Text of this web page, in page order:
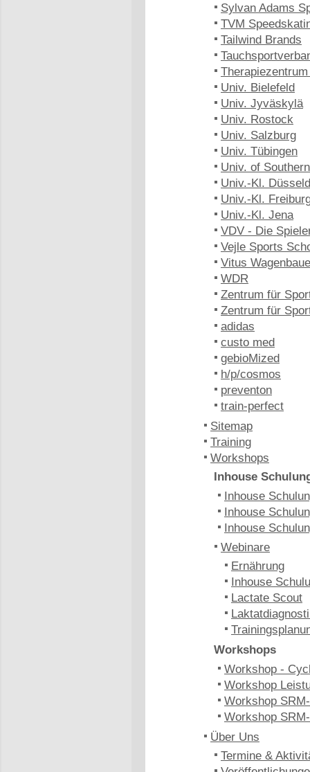
Sylvan Adams
TVM
Tailwind Brands
Univ. Bielefeld
Univ. Jyväskylä
Univ. Rostock
Univ. Salzburg
Univ. Tübingen
Univ. of
Univ.-Kl.
Univ.-Kl.
Univ.-Kl. Jena
VDV - Die
Vejle Sports
Vitus
WDR
Zentrum für
Zentrum für
adidas
custo med
gebioMized
h/p/cosmos
preventon
train-perfect
Sitemap
Training
Workshops
Inhouse
Inhouse
Inhouse
Inhouse
Webinare
Ernährung
Inhouse
Lactate Scout
Workshops
Workshop -
Workshop
Workshop
Workshop
Über Uns
Termine &